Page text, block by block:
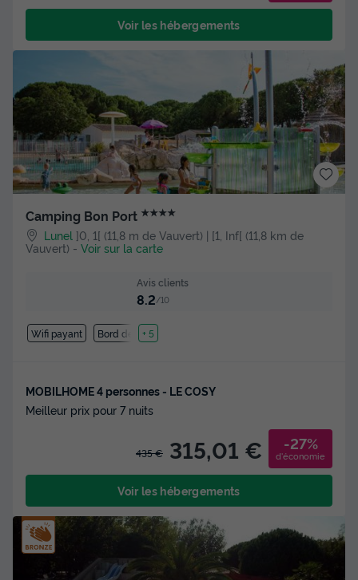
Voir les hébergements
Camping Bon Port ★★★★
Lunel ]0, 1[ (11,8 m de Vauvert) | [1, Inf[ (11,8 km de
Vauvert) - Voir sur la carte
Avis clients
8.2/10
Wifi payant Bord de mer
+ 5
MOBILHOME 4 personnes - LE COSY
Meilleur prix pour 7 nuits
435 € 315,01 € -27%
d'économie
Voir les hébergements